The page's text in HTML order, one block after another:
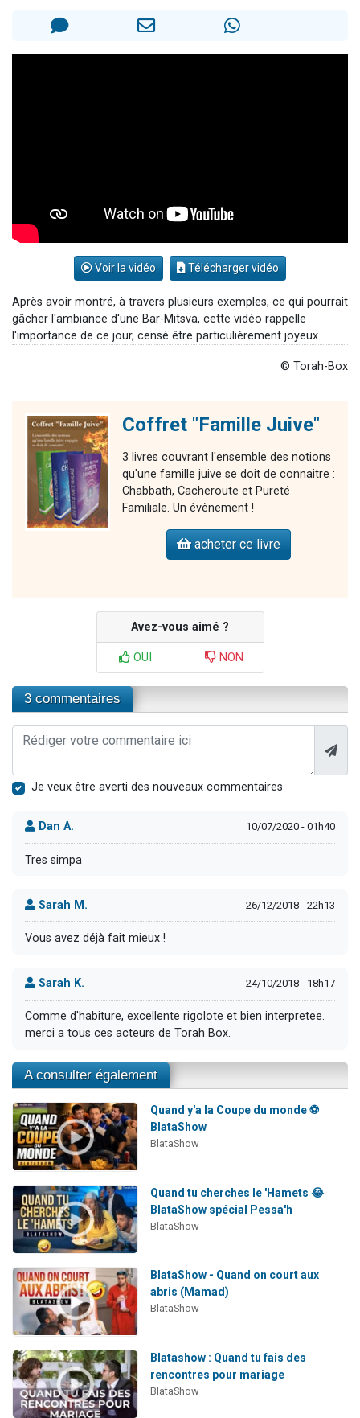
Voir la vidéo Télécharger vidéo
Après avoir montré, à travers plusieurs exemples, ce qui pourrait
gâcher l'ambiance d'une Bar-Mitsva, cette vidéo rappelle
l'importance de ce jour, censé être particulièrement joyeux.
© Torah-Box
Coffret "Famille Juive"
3 livres couvrant l'ensemble des notions
qu'une famille juive se doit de connaitre :
Chabbath, Cacheroute et Pureté
Familiale. Un évènement !
acheter ce livre
Avez-vous aimé ?
OUI NON
3 commentaires
Je veux être averti des nouveaux commentaires
Dan A. 10/07/2020 - 01h40
Tres simpa
Sarah M. 26/12/2018 - 22h13
Vous avez déjà fait mieux !
Sarah K. 24/10/2018 - 18h17
Comme d'habiture, excellente rigolote et bien interpretee.
merci a tous ces acteurs de Torah Box.
A consulter également
Quand y'a la Coupe du monde ⚽
BlataShow
BlataShow
Quand tu cherches le 'Hamets 😂
BlataShow spécial Pessa'h
BlataShow
BlataShow - Quand on court aux
abris (Mamad)
BlataShow
Blatashow : Quand tu fais des
rencontres pour mariage
BlataShow